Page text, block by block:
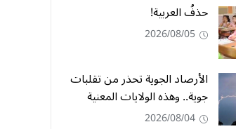
حذفُ العربية!
2026/08/05
الأرصاد الجوية تحذر من تقلبات
جوية.. وهذه الولايات المعنية
2026/08/04